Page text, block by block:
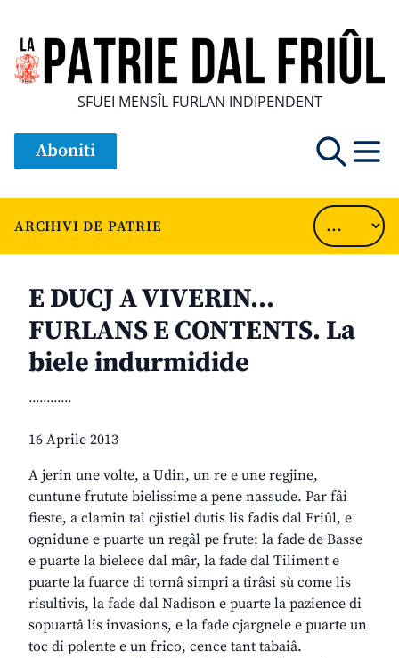
SFUEI MENSÎL FURLAN INDIPENDENT
Aboniti
ARCHIVI DE PATRIE
E DUCJ A VIVERIN…
FURLANS E CONTENTS. La
biele indurmidide
............
16 Aprile 2013
A jerin une volte, a Udin, un re e une regjine,
cuntune frutute bielissime a pene nassude. Par fâi
fieste, a clamin tal cjistiel dutis lis fadis dal Friûl, e
ognidune e puarte un regâl pe frute: la fade de Basse
e puarte la bielece dal mâr, la fade dal Tiliment e
puarte la fuarce di tornâ simpri a tirâsi sù come lis
risultivis, la fade dal Nadison e puarte la pazience di
sopuartâ lis invasions, e la fade cjargnele e puarte un
toc di polente e un frico, cence tant tabaiâ.